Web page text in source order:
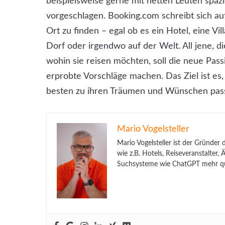
vorgeschlagen. Booking.com schreibt sich
Ort zu finden – egal ob es ein Hotel, eine
Dorf oder irgendwo auf der Welt. All jene,
wohin sie reisen möchten, soll die neue
erprobte Vorschläge machen. Das Ziel ist
besten zu ihren Träumen und Wünschen
Mario Vogelsteller
Mario Vogelsteller ist der Gründer
wie z.B. Hotels, Reiseveranstalter,
Suchsysteme wie ChatGPT mehr